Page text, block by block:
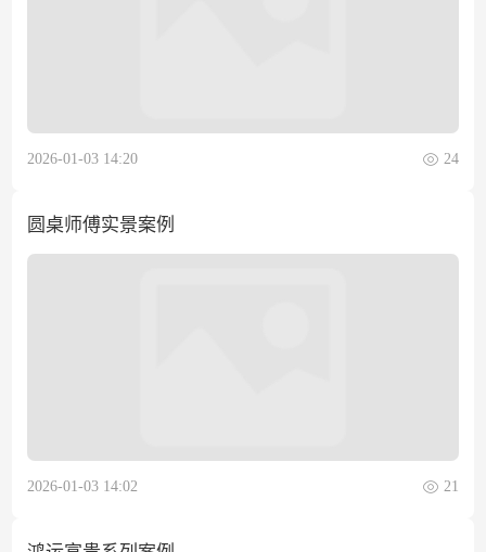
2026-01-03 14:20 24
圆桌师傅实景案例
2026-01-03 14:02 21